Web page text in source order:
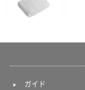
ガイド